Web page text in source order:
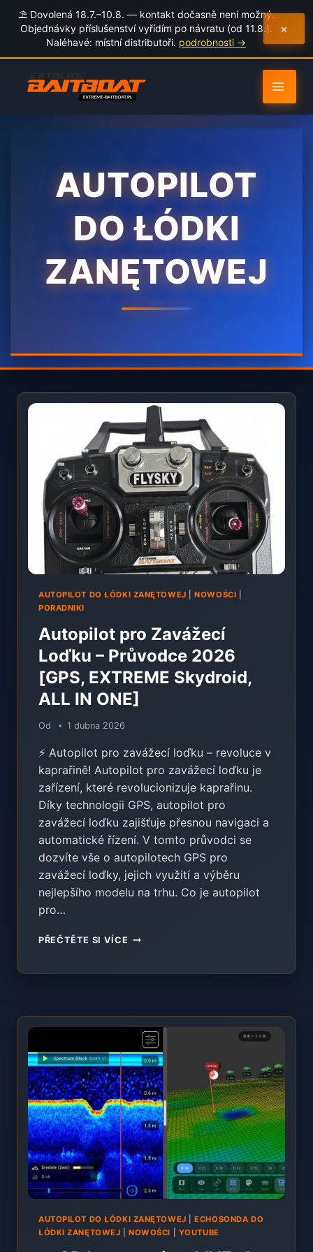
⛱️ Dovolená 18.7.–10.8. — kontakt dočasně není možný.
Objednávky příslušenství vyřídím po návratu (od 11.8.).
Naléhavé: místní distributoři. podrobnosti →
×
na
obsah
AUTOPILOT
DO ŁÓDKI
ZANĘTOWEJ
AUTOPILOT DO ŁÓDKI ZANĘTOWEJ |NOWOŚCI
PORADNIKI
Autopilot pro Zavážecí
Loďku – Průvodce 2026
[GPS, EXTREME Skydroid,
ALL IN ONE]
Od 1 dubna 2026
⚡ Autopilot pro zavážecí loďku – revoluce v
kaprařině! Autopilot pro zavážecí loďku je
zařízení, které revolucionizuje kaprařinu.
Díky technologii GPS, autopilot pro
zavážecí loďku zajišťuje přesnou navigaci a
automatické řízení. V tomto průvodci se
dozvíte vše o autopilotech GPS pro
zavážecí loďky, jejich využití a výběru
nejlepšího modelu na trhu. Co je autopilot
pro…
PŘEČTĚTE SI VÍCE AUTOPILOT
2026
[GPS,
EXTREME
SKYDROID,
ALL
IN
ONE]
AUTOPILOT DO ŁÓDKI ZANĘTOWEJ |ECHOSONDA DO
ŁÓDKI ZANĘTOWEJ |NOWOŚCI YOUTUBE